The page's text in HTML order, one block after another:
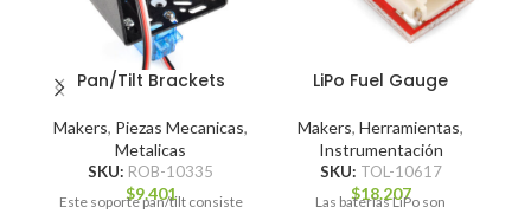
Pan/Tilt Brackets
Makers, Piezas Mecanicas,
Metalicas
SKU: ROB-10335
$9.401
Este soporte pan/tilt consiste
LiPo Fuel Gauge
Makers, Herramientas,
Instrumentación
SKU: TOL-10617
$18.207
Las baterías LiPo son